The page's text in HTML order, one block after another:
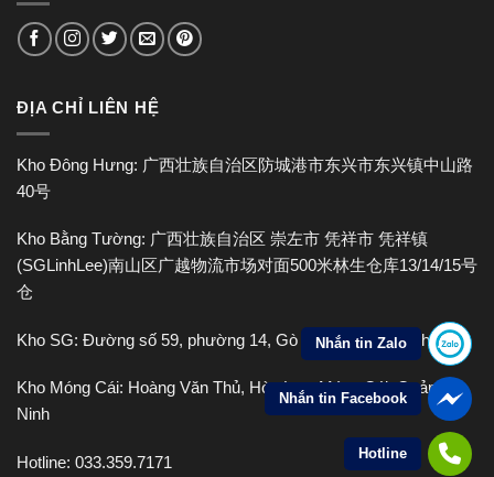
ĐỊA CHỈ LIÊN HỆ
Kho Đông Hưng: 广西壮族自治区防城港市东兴市东兴镇中山路
40号
Kho Bằng Tường: 广西壮族自治区 崇左市 凭祥市 凭祥镇
(SGLinhLee)南山区广越物流市场对面500米林生仓库13/14/15号
仓
Kho SG: Đường số 59, phường 14, Gò Vấp, Hồ Chí Minh
Kho Móng Cái: Hoàng Văn Thủ, Hòa Lạc, Móng Cái, Quảng
Ninh
Hotline: 033.359.7171
Nhắn tin Zalo
Nhắn tin Facebook
Hotline